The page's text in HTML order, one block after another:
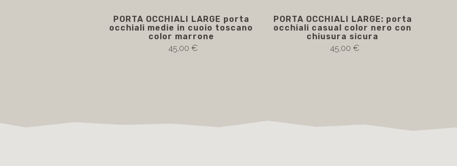
PORTA OCCHIALI LARGE porta
occhiali medie in cuoio toscano
color marrone
45,00 €
PORTA OCCHIALI LARGE: porta
occhiali casual color nero con
chiusura sicura
45,00 €